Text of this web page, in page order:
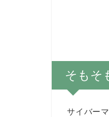
そもそ
サイバー